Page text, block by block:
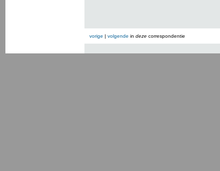
vorige | volgende in deze correspondentie